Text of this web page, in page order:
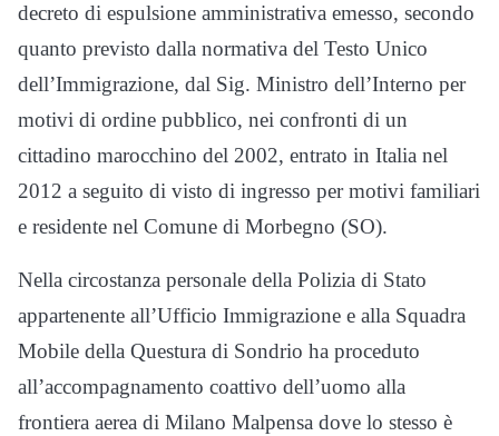
decreto di espulsione amministrativa emesso, secondo
quanto previsto dalla normativa del Testo Unico
dell’Immigrazione, dal Sig. Ministro dell’Interno per
motivi di ordine pubblico, nei confronti di un
cittadino marocchino del 2002, entrato in Italia nel
2012 a seguito di visto di ingresso per motivi familiari
e residente nel Comune di Morbegno (SO).
Nella circostanza personale della Polizia di Stato
appartenente all’Ufficio Immigrazione e alla Squadra
Mobile della Questura di Sondrio ha proceduto
all’accompagnamento coattivo dell’uomo alla
frontiera aerea di Milano Malpensa dove lo stesso è